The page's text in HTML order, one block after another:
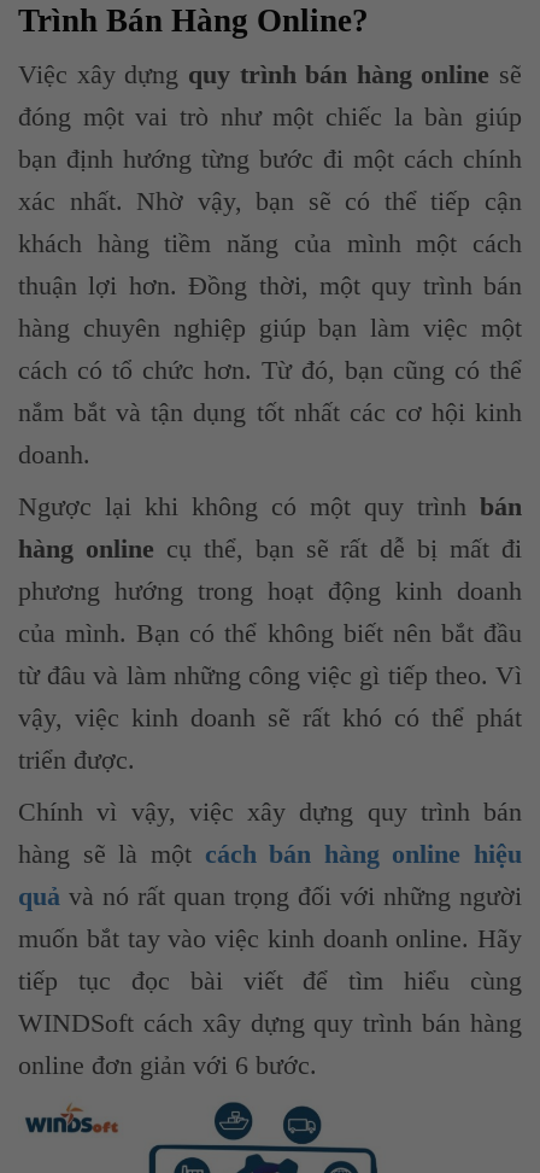
Trình Bán Hàng Online?
Việc xây dựng quy trình bán hàng online sẽ
đóng một vai trò như một chiếc la bàn giúp
bạn định hướng từng bước đi một cách chính
xác nhất. Nhờ vậy, bạn sẽ có thể tiếp cận
khách hàng tiềm năng của mình một cách
thuận lợi hơn. Đồng thời, một quy trình bán
hàng chuyên nghiệp giúp bạn làm việc một
cách có tổ chức hơn. Từ đó, bạn cũng có thể
nắm bắt và tận dụng tốt nhất các cơ hội kinh
doanh.
Ngược lại khi không có một quy trình bán
hàng online cụ thể, bạn sẽ rất dễ bị mất đi
phương hướng trong hoạt động kinh doanh
của mình. Bạn có thể không biết nên bắt đầu
từ đâu và làm những công việc gì tiếp theo. Vì
vậy, việc kinh doanh sẽ rất khó có thể phát
triển được.
Chính vì vậy, việc xây dựng quy trình bán
hàng sẽ là một cách bán hàng online hiệu
quả và nó rất quan trọng đối với những người
muốn bắt tay vào việc kinh doanh online. Hãy
tiếp tục đọc bài viết để tìm hiểu cùng
WINDSoft cách xây dựng quy trình bán hàng
online đơn giản với 6 bước.